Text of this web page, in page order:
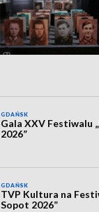
GDAŃSK
Gala XXV Festiwalu
2026”
GDAŃSK
TVP Kultura na
Sopot 2026”